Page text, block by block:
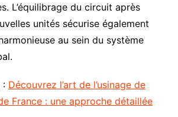
L’équilibrage du circuit après
unités sécurise également
au sein du système
: Découvrez l’art de l’usinage de
France : une approche détaillée